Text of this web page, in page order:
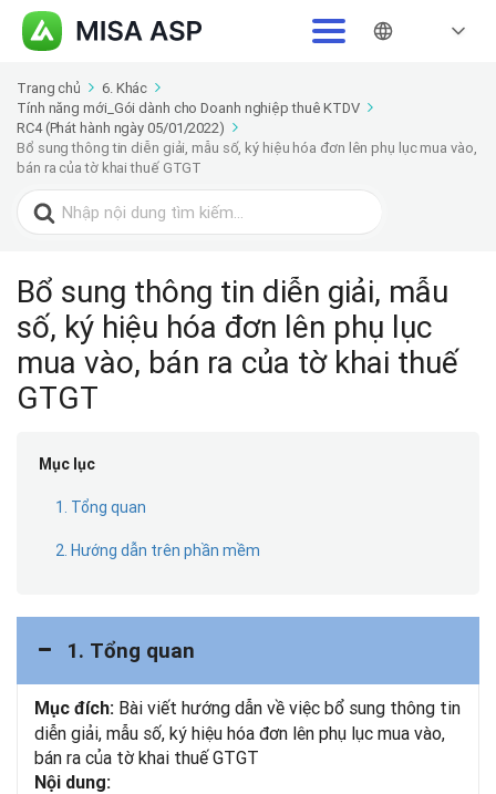
Trang chủ
6. Khác
Tính năng mới_Gói dành cho Doanh nghiệp thuê KTDV
RC4 (Phát hành ngày 05/01/2022)
Bổ sung thông tin diễn giải, mẫu số, ký hiệu hóa đơn lên phụ lục mua vào,
bán ra của tờ khai thuế GTGT
Search
for:
Bổ sung thông tin diễn giải, mẫu
số, ký hiệu hóa đơn lên phụ lục
mua vào, bán ra của tờ khai thuế
GTGT
Mục lục
1. Tổng quan
2. Hướng dẫn trên phần mềm
1. Tổng quan
Mục đích: Bài viết hướng dẫn về việc bổ sung thông tin
diễn giải, mẫu số, ký hiệu hóa đơn lên phụ lục mua vào,
bán ra của tờ khai thuế GTGT
Nội dung: